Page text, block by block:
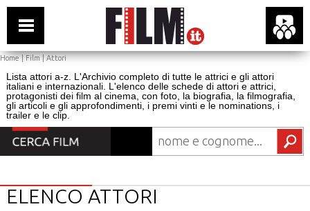
Home|Film|Attori
Lista attori a-z. L'Archivio completo di tutte le attrici e gli attori
italiani e internazionali. L'elenco delle schede di attori e attrici,
protagonisti dei film al cinema, con foto, la biografia, la filmografia,
gli articoli e gli approfondimenti, i premi vinti e le nominations, i
trailer e le clip.
ELENCO ATTORI